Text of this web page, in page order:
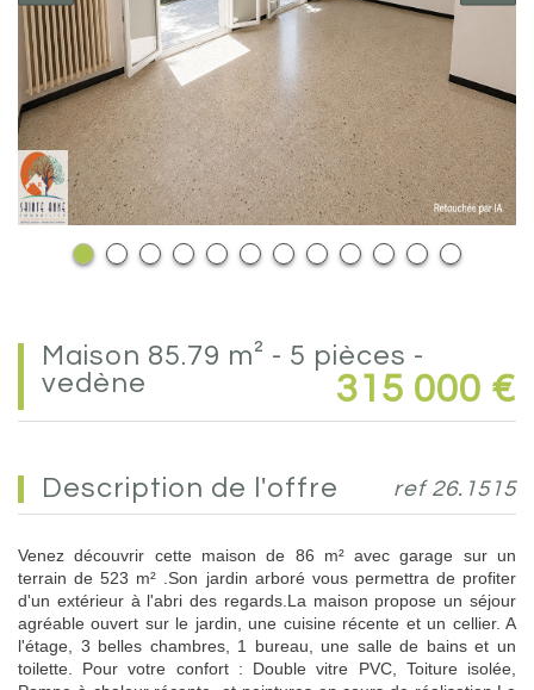
maison 85.79 m² - 5 pièces -
vedène
315 000 €
description de l'offre ref 26.1515
Venez découvrir cette maison de 86 m² avec garage sur un
terrain de 523 m² .Son jardin arboré vous permettra de profiter
d'un extérieur à l'abri des regards.La maison propose un séjour
agréable ouvert sur le jardin, une cuisine récente et un cellier. A
l'étage, 3 belles chambres, 1 bureau, une salle de bains et un
toilette. Pour votre confort : Double vitre PVC, Toiture isolée,